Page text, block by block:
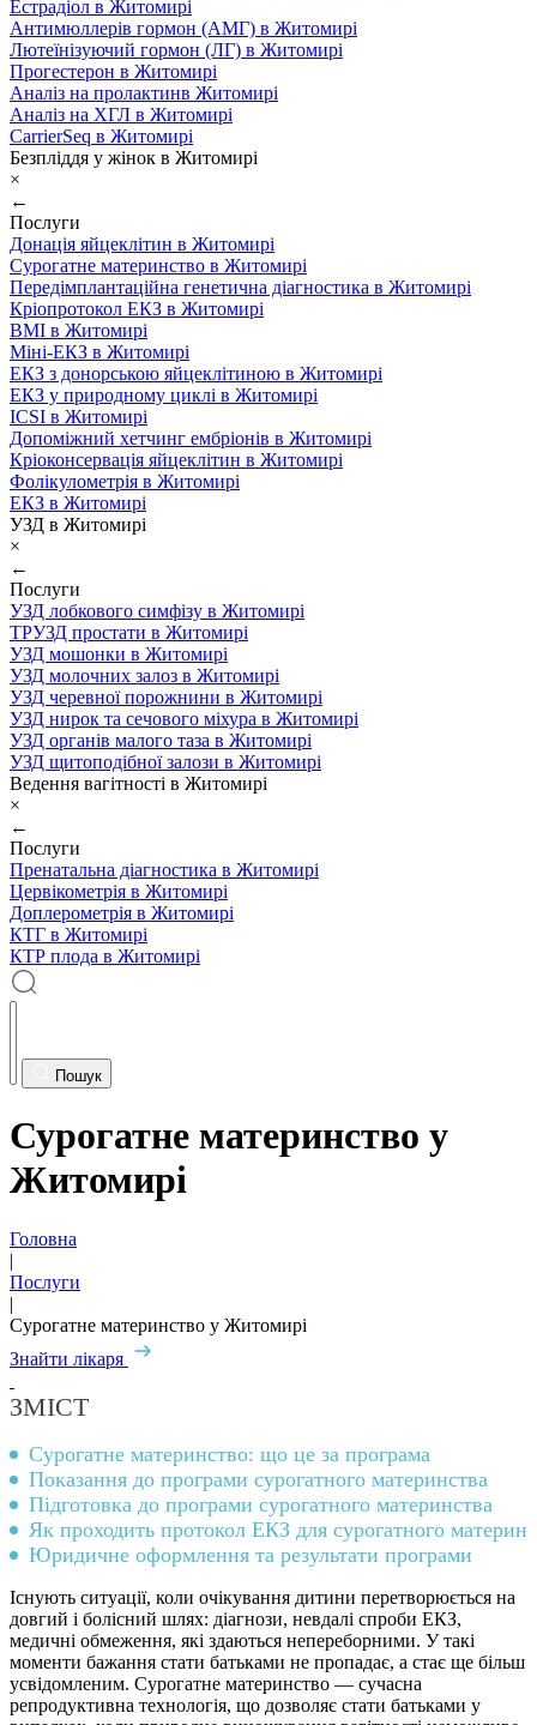
Естрадіол в Житомирі
Антимюллерів гормон (АМГ) в Житомирі
Лютеїнізуючий гормон (ЛГ) в Житомирі
Прогестерон в Житомирі
Аналіз на пролактинв Житомирі
Аналіз на ХГЛ в Житомирі
CarrierSeq в Житомирі
Безпліддя у жінок в Житомирі
×
←
Послуги
Донація яйцеклітин в Житомирі
Сурогатне материнство в Житомирі
Передімплантаційна генетична діагностика в Житомирі
Кріопротокол ЕКЗ в Житомирі
ВМІ в Житомирі
Міні-ЕКЗ в Житомирі
ЕКЗ з донорською яйцеклітиною в Житомирі
ЕКЗ у природному циклі в Житомирі
ICSI в Житомирі
Допоміжний хетчинг ембріонів в Житомирі
Кріоконсервація яйцеклітин в Житомирі
Фолікулометрія в Житомирі
ЕКЗ в Житомирі
УЗД в Житомирі
×
←
Послуги
УЗД лобкового симфізу в Житомирі
ТРУЗД простати в Житомирі
УЗД мошонки в Житомирі
УЗД молочних залоз в Житомирі
УЗД черевної порожнини в Житомирі
УЗД нирок та сечового міхура в Житомирі
УЗД органів малого таза в Житомирі
УЗД щитоподібної залози в Житомирі
Ведення вагітності в Житомирі
×
←
Послуги
Пренатальна діагностика в Житомирі
Цервікометрія в Житомирі
Доплерометрія в Житомирі
КТГ в Житомирі
КТР плода в Житомирі
Пошук
Сурогатне материнство у
Житомирі
Головна
|
Послуги
|
Сурогатне материнство у Житомирі
Знайти лікаря
ЗМІСТ
Сурогатне материнство: що це за програма
Показання до програми сурогатного материнства
Підготовка до програми сурогатного материнства
Як проходить протокол ЕКЗ для сурогатного
Юридичне оформлення та результати програми
Існують ситуації, коли очікування дитини перетворюється на
довгий і болісний шлях: діагнози, невдалі спроби ЕКЗ,
медичні обмеження, які здаються непереборними. У такі
моменти бажання стати батьками не пропадає, а стає ще більш
усвідомленим. Сурогатне материнство — сучасна
репродуктивна технологія, що дозволяє стати батьками у